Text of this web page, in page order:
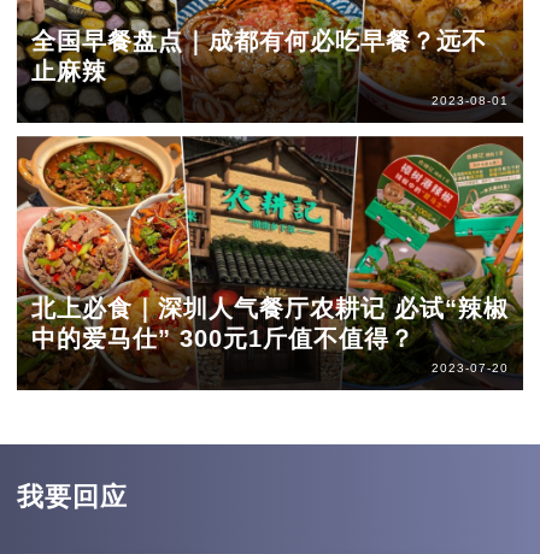
全国早餐盘点｜成都有何必吃早餐？远不
止麻辣
2023-08-01
北上必食｜深圳人气餐厅农耕记 必试“辣椒
中的爱马仕” 300元1斤值不值得？
2023-07-20
我要回应